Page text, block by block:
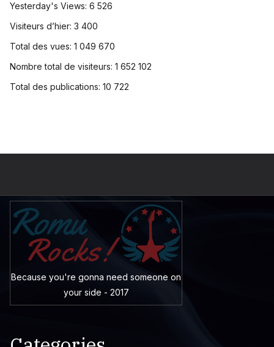
Yesterday's Views: 6 526
Visiteurs d’hier: 3 400
Total des vues: 1 049 670
Nombre total de visiteurs: 1 652 102
Total des publications: 10 722
Because you're gonna need someone on
your side - 2017